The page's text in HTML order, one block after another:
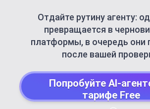
Отдайте рутину агенту:
превращается в
платформы, в очередь они
после вашей
Попробуйте AI-
тарифе Free